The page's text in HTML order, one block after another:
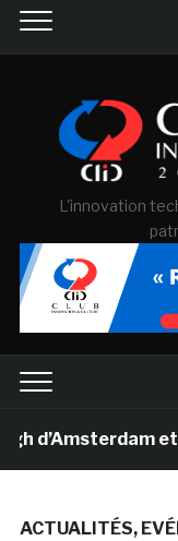
L'innovation
et
ACTUALITÉS